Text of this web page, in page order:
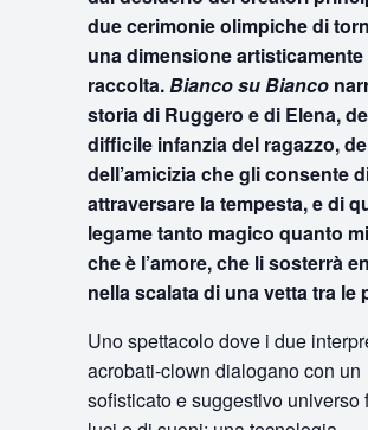
due cerimonie olimpiche di
una dimensione artisticamente
raccolta.Bianco su Bianco
storia di Ruggero e di Elena,
difficile infanzia del ragazzo,
dell’amicizia che gli consente
attraversare la tempesta, e di
legame tanto magico quanto
che è l’amore, che li sosterrà
nella scalata di una vetta tra le
Uno spettacolo dove i due
acrobati-clown dialogano con un
sofisticato e suggestivo universo